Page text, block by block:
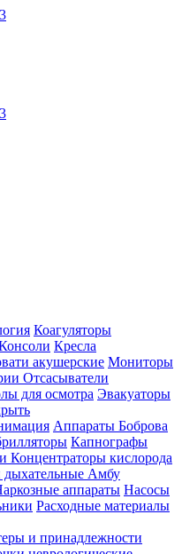
Коагуляторы
Кресла
акушерские Мониторы
Отсасыватели
для осмотра Эвакуаторы
Аппараты Боброва
Капнографы
Концентраторы кислорода
Амбу
аппараты Насосы
Расходные материалы
и принадлежности